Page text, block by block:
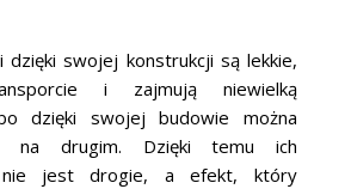
dzięki swojej konstrukcji są lekkie,
i zajmują niewielką
dzięki swojej budowie można
na drugim. Dzięki temu ich
nie jest drogie, a efekt, który